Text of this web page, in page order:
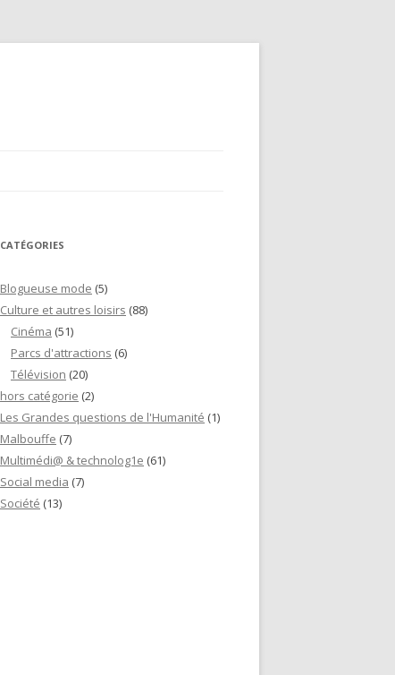
CATÉGORIES
Blogueuse mode (5)
Culture et autres loisirs (88)
Cinéma (51)
Parcs d'attractions (6)
Télévision (20)
hors catégorie (2)
Les Grandes questions de l'Humanité (1)
Malbouffe (7)
Multimédi@ & technolog1e (61)
Social media (7)
Société (13)